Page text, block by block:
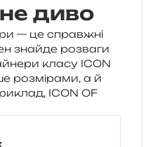
диво
— це справ­жні
зна­йде роз­ва­ги
класу ICON
роз­мі­ра­ми, а й
ICON OF